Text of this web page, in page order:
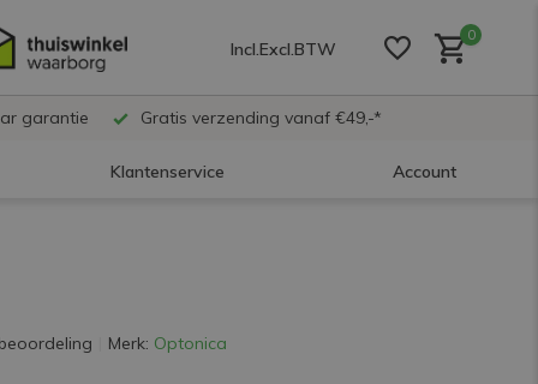
Incl.Excl.BTW
0
garantie Gratis verzending vanaf €49,-*
Klantenservice Account
Merk: Optonica